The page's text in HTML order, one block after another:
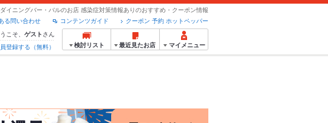
イニングバー・バルのお店 感染症対策情報ありのおすすめ・クーポン情報
クーポン 予約 ホットペッパー
コンテンツガイド
る問い合わせ
こそ、 ゲスト さん
登録する（無料）
検討リスト 最近見たお店 マイメニュー